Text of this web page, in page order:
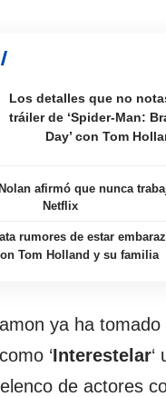
Los detalles que no
tráiler de ‘Spider-Man:
Day’ con Tom
afirmó que nunca
Netflix
rumores de estar
Tom Holland y su familia
ya ha
‘Interestelar‘
de actores